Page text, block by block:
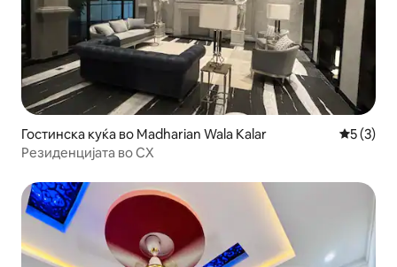
Гостинска куќа во Madharian Wala Kalar
5 (3)
Резиденцијата во CX